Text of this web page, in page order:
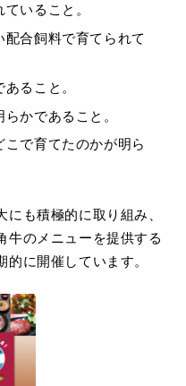
いること。
合飼料で育てられて
ること。
かであること。
で育てたのかが明ら
も積極的に取り組み、
牛のメニューを提供する
的に開催しています。